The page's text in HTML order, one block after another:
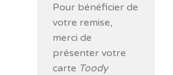
Pour bénéficier de
votre remise,
merci de
présenter votre
carte Toody